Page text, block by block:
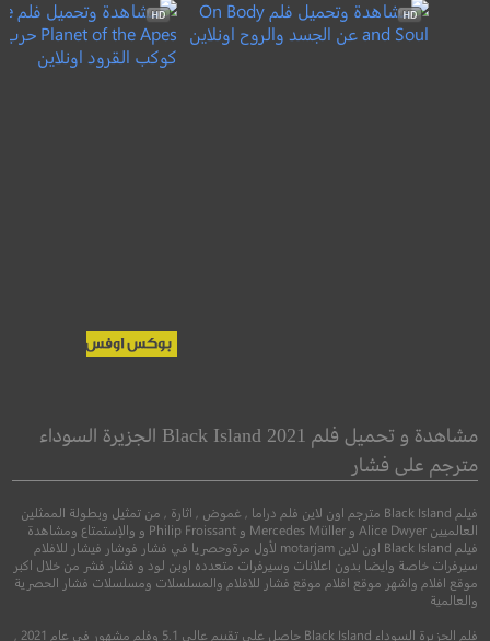
عن الجسد والروح
حرب لأجل كوكب
اكشن ●مغامرة
مشاهدة و تحميل فلم Black Island 2021 الجزيرة السوداء
مترجم على فشار
فيلم Black Island مترجم اون لاين فلم دراما , غموض , اثارة , من تمثيل وبطولة الممثلين
العالميين Alice Dwyer و Mercedes Müller و Philip Froissant و والإستمتاع ومشاهدة
فيلم Black Island اون لاين motarjam لأول مرةوحصريا في فشار فوشار فيشار للافلام
سيرفرات خاصة وايضا بدون اعلانات وسيرفرات متعدده اوبن لود و فشار فشر من خلال اكبر
موقع افلام واشهر موقع افلام موقع فشار للافلام والمسلسلات ومسلسلات فشار الحصرية
والعالمية